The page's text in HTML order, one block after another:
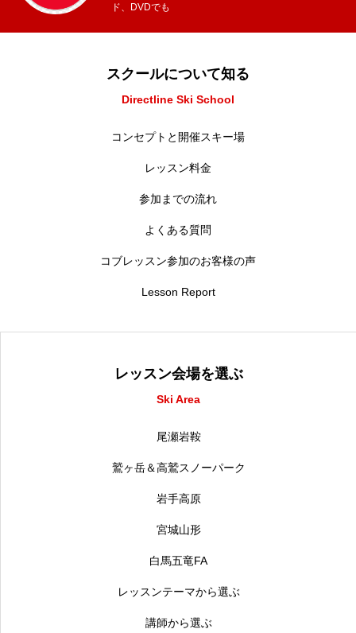
ド、DVDでも
スクールについて知る
Directline Ski School
コンセプトと開催スキー場
レッスン料金
参加までの流れ
よくある質問
コブレッスン参加のお客様の声
Lesson Report
レッスン会場を選ぶ
Ski Area
尾瀬岩鞍
鷲ヶ岳＆高鷲スノーパーク
岩手高原
宮城山形
白馬五竜FA
レッスンテーマから選ぶ
講師から選ぶ